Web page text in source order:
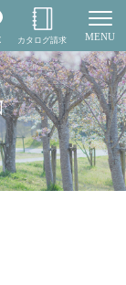
MENU
カタログ請求